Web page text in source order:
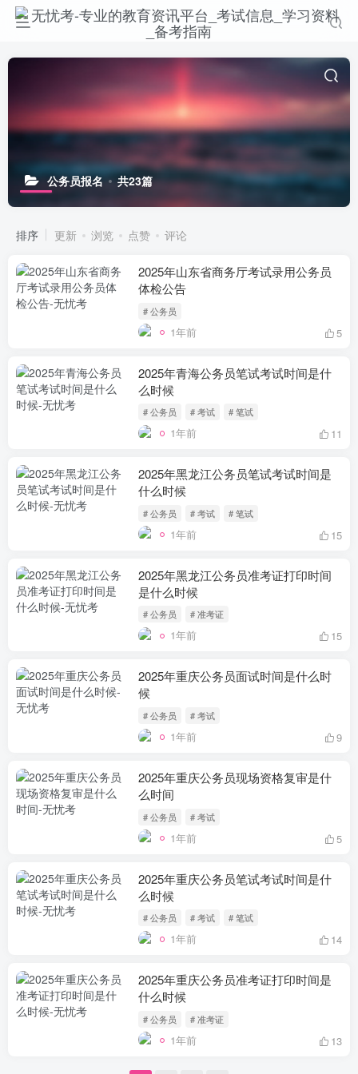
公务员报名 共23篇
排序 更新 浏览 点赞 评论
2025年山东省商务厅考试录用公务员
体检公告
# 公务员
1年前 5
2025年青海公务员笔试考试时间是什
么时候
# 公务员 # 考试 # 笔试
1年前 11
2025年黑龙江公务员笔试考试时间是
什么时候
# 公务员 # 考试 # 笔试
1年前 15
2025年黑龙江公务员准考证打印时间
是什么时候
# 公务员 # 准考证
1年前 15
2025年重庆公务员面试时间是什么时
候
# 公务员 # 考试
1年前 9
2025年重庆公务员现场资格复审是什
么时间
# 公务员 # 考试
1年前 5
2025年重庆公务员笔试考试时间是什
么时候
# 公务员 # 考试 # 笔试
1年前 14
2025年重庆公务员准考证打印时间是
什么时候
# 公务员 # 准考证
1年前 13